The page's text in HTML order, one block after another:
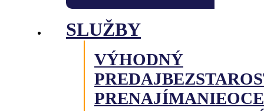
SLUŽBY
VÝHODNÝ
PREDAJ
PRENAJÍMANIE